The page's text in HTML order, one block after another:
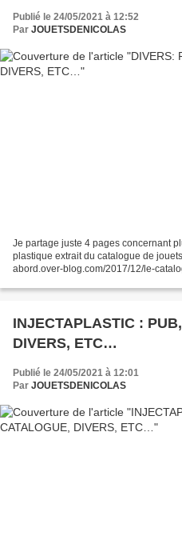
Publié le 24/05/2021 à 12:52
Par JOUETSDENICOLAS
Je partage juste 4 pages concernant
plastique extrait du catalogue de
abord.over-blog.com/2017/12/le-
INJECTAPLASTIC :
DIVERS, ETC…
Publié le 24/05/2021 à 12:01
Par JOUETSDENICOLAS